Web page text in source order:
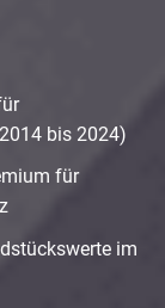
bis 2024)
für
im